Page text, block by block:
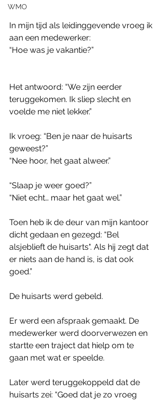
WMO
In mijn tijd als leidinggevende vroeg ik
aan een medewerker:
“Hoe was je vakantie?”
Het antwoord: “We zijn eerder
teruggekomen. Ik sliep slecht en
voelde me niet lekker.”
Ik vroeg: “Ben je naar de huisarts
geweest?”
“Nee hoor, het gaat alweer.”
“Slaap je weer goed?”
“Niet echt… maar het gaat wel.”
Toen heb ik de deur van mijn kantoor
dicht gedaan en gezegd: “Bel
alsjeblieft de huisarts". Als hij zegt dat
er niets aan de hand is, is dat ook
goed.”
De huisarts werd gebeld.
Er werd een afspraak gemaakt. De
medewerker werd doorverwezen en
startte een traject dat hielp om te
gaan met wat er speelde.
Later werd teruggekoppeld dat de
huisarts zei: “Goed dat je zo vroeg